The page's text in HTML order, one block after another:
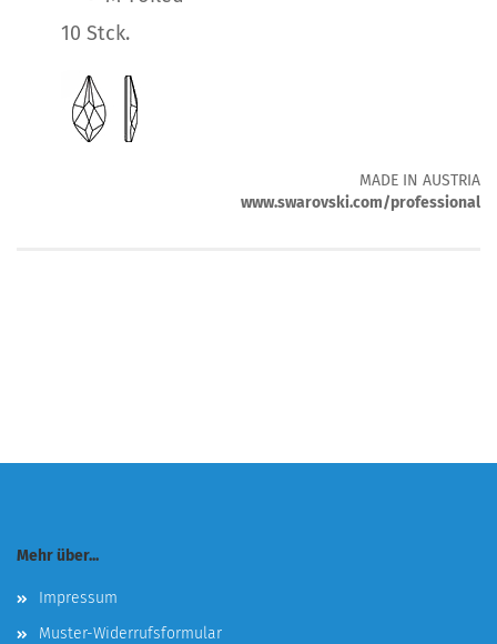
10 Stck.
MADE IN AUSTRIA
www.swarovski.com/professional
Mehr über...
Impressum
Muster-Widerrufsformular